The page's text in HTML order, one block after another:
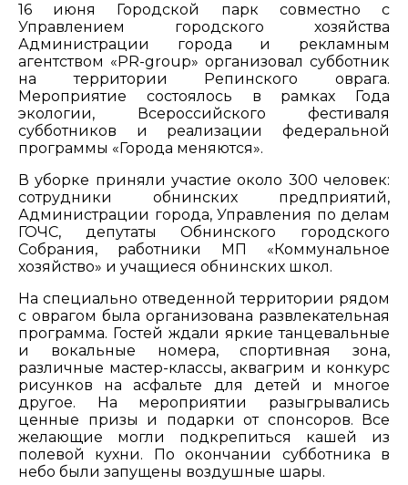
16 июня Городской парк совместно с
Управлением городского хозяйства
Администрации города и рекламным
агентством «PR-group» организовал субботник
на территории Репинского оврага.
Мероприятие состоялось в рамках Года
экологии, Всероссийского фестиваля
субботников и реализации федеральной
программы «Города меняются».
В уборке приняли участие около 300 человек:
сотрудники обнинских предприятий,
Администрации города, Управления по делам
ГОЧС, депутаты Обнинского городского
Собрания, работники МП «Коммунальное
хозяйство» и учащиеся обнинских школ.
На специально отведенной территории рядом
с оврагом была организована развлекательная
программа. Гостей ждали яркие танцевальные
и вокальные номера, спортивная зона,
различные мастер-классы, аквагрим и конкурс
рисунков на асфальте для детей и многое
другое. На мероприятии разыгрывались
ценные призы и подарки от спонсоров. Все
желающие могли подкрепиться кашей из
полевой кухни. По окончании субботника в
небо были запущены воздушные шары.